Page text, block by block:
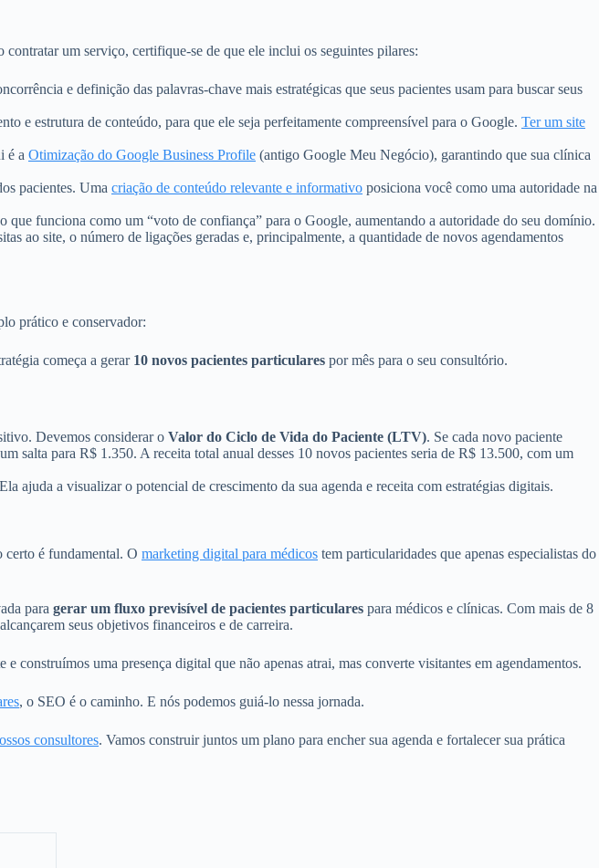
um serviço, certifique-se de que ele inclui os seguintes pilares:
e definição das palavras-chave mais estratégicas que seus pacientes usam para buscar seus
e estrutura de conteúdo, para que ele seja perfeitamente compreensível para o Google. Ter um site
é a Otimização do Google Business Profile (antigo Google Meu Negócio), garantindo que sua clínica
pacientes. Uma criação de conteúdo relevante e informativo posiciona você como uma autoridade na
que funciona como um “voto de confiança” para o Google, aumentando a autoridade do seu domínio.
ao site, o número de ligações geradas e, principalmente, a quantidade de novos agendamentos
prático e conservador:
começa a gerar 10 novos pacientes particulares por mês para o seu consultório.
Devemos considerar o Valor do Ciclo de Vida do Paciente (LTV). Se cada novo paciente
salta para R$ 1.350. A receita total anual desses 10 novos pacientes seria de R$ 13.500, com um
ajuda a visualizar o potencial de crescimento da sua agenda e receita com estratégias digitais.
certo é fundamental. O marketing digital para médicos tem particularidades que apenas especialistas do
para gerar um fluxo previsível de pacientes particulares para médicos e clínicas. Com mais de 8
seus objetivos financeiros e de carreira.
construímos uma presença digital que não apenas atrai, mas converte visitantes em agendamentos.
, o SEO é o caminho. E nós podemos guiá-lo nessa jornada.
consultores. Vamos construir juntos um plano para encher sua agenda e fortalecer sua prática